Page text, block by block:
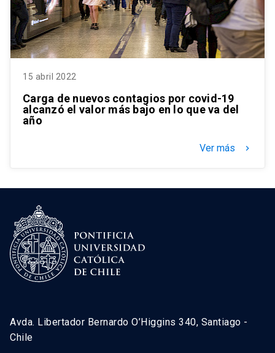
15 abril 2022
Carga de nuevos contagios por covid-19
alcanzó el valor más bajo en lo que va del
año
Ver más keyboard_arrow_right
Avda. Libertador Bernardo O’Higgins 340, Santiago -
Chile